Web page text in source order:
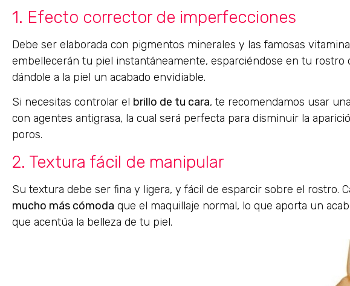
1. Efecto corrector de imperfecciones
Debe ser elaborada con pigmentos minerales y las famosas
embellecerán tu piel instantáneamente, esparciéndose en tu rostro
dándole a la piel un acabado envidiable.
Si necesitas controlar el brillo de tu cara, te recomendamos usar
con agentes antigrasa, la cual será perfecta para disminuir la
poros.
2. Textura fácil de manipular
Su textura debe ser fina y ligera, y fácil de esparcir sobre el rostro.
mucho más cómoda que el maquillaje normal, lo que aporta un
que acentúa la belleza de tu piel.